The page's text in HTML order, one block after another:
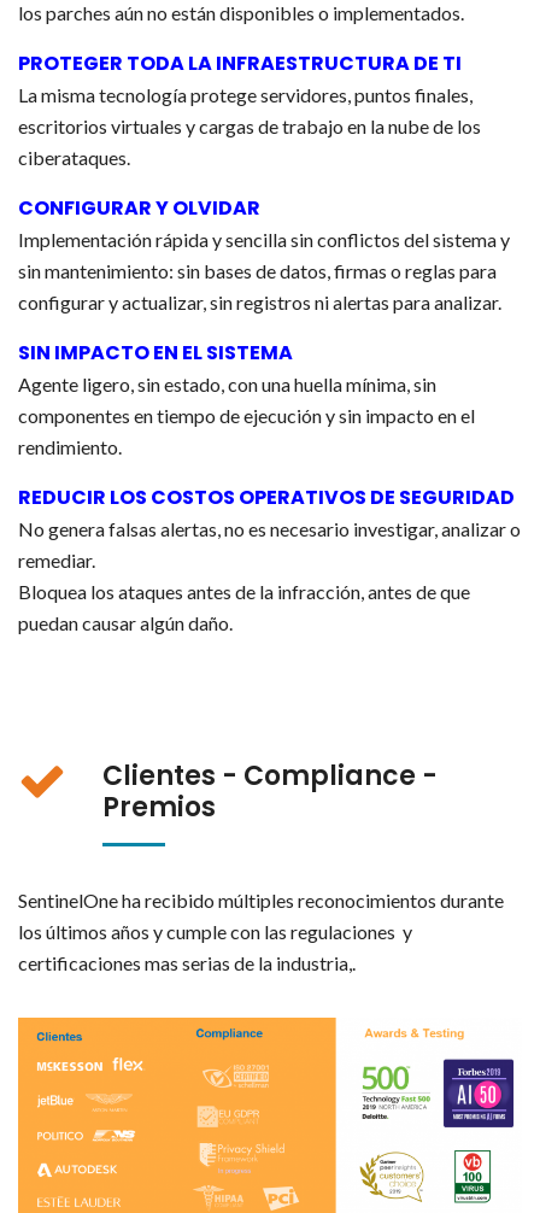
los parches aún no están disponibles o implementados.
PROTEGER TODA LA INFRAESTRUCTURA DE TI
La misma tecnología protege servidores, puntos finales,
escritorios virtuales y cargas de trabajo en la nube de los
ciberataques.
CONFIGURAR Y OLVIDAR
Implementación rápida y sencilla sin conflictos del sistema y
sin mantenimiento: sin bases de datos, firmas o reglas para
configurar y actualizar, sin registros ni alertas para analizar.
SIN IMPACTO EN EL SISTEMA
Agente ligero, sin estado, con una huella mínima, sin
componentes en tiempo de ejecución y sin impacto en el
rendimiento.
REDUCIR LOS COSTOS OPERATIVOS DE SEGURIDAD
No genera falsas alertas, no es necesario investigar, analizar o
remediar.
Bloquea los ataques antes de la infracción, antes de que
puedan causar algún daño.
Clientes - Compliance -
Premios
SentinelOne ha recibido múltiples reconocimientos durante
los últimos años y cumple con las regulaciones y
certificaciones mas serias de la industria,.